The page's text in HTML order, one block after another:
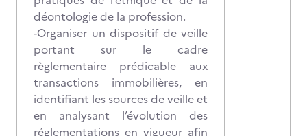
déontologie de la profession.
-Organiser un dispositif de veille
portant sur le cadre
règlementaire prédicable aux
transactions immobilières, en
identifiant les sources de veille et
en analysant l’évolution des
réglementations en vigueur afin